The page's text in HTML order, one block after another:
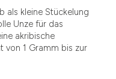
als kleine Stückelung
Unze für das
akribische
von 1 Gramm bis zur